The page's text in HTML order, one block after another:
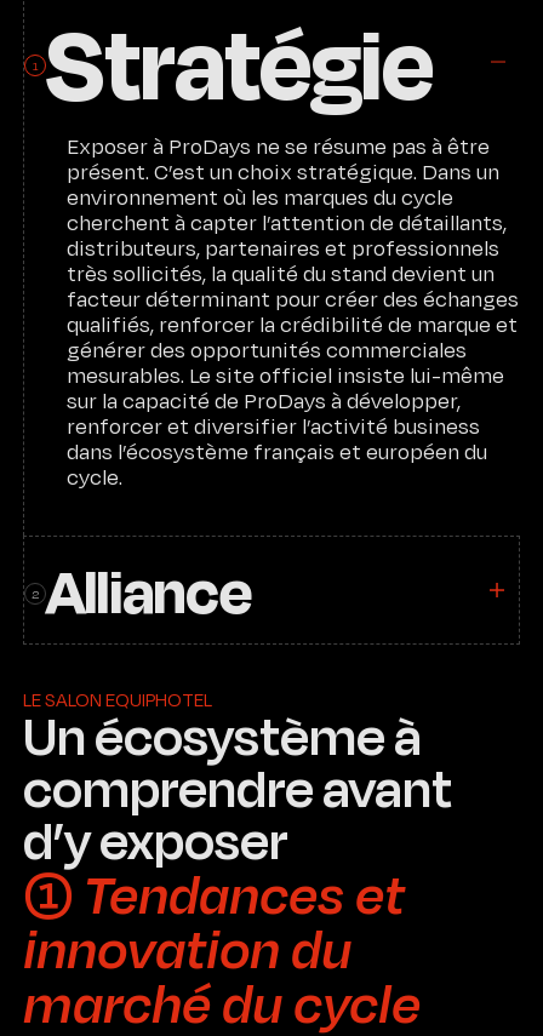
1 Stratégie
Exposer à ProDays ne se résume pas à être
présent. C’est un choix stratégique. Dans un
environnement où les marques du cycle
cherchent à capter l’attention de détaillants,
distributeurs, partenaires et professionnels
très sollicités, la qualité du stand devient un
facteur déterminant pour créer des échanges
qualifiés, renforcer la crédibilité de marque et
générer des opportunités commerciales
mesurables. Le site officiel insiste lui-même
sur la capacité de ProDays à développer,
renforcer et diversifier l’activité business
dans l’écosystème français et européen du
cycle.
2 Alliance
Un écosystème à
comprendre avant
d’y exposer
LE SALON EQUIPHOTEL
➀ Tendances et
innovation du
marché du cycle